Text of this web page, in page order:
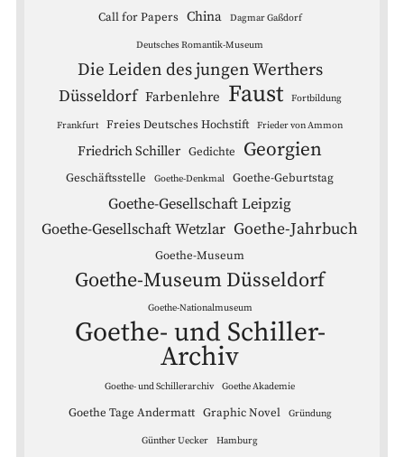
Call for Papers China Dagmar Gaßdorf
Deutsches Romantik-Museum
Die Leiden des jungen Werthers
Düsseldorf Farbenlehre Faust Fortbildung
Frankfurt Freies Deutsches Hochstift Frieder von Ammon
Friedrich Schiller Gedichte Georgien
Geschäftsstelle Goethe-Denkmal Goethe-Geburtstag
Goethe-Gesellschaft Leipzig
Goethe-Gesellschaft Wetzlar Goethe-Jahrbuch
Goethe-Museum
Goethe-Museum Düsseldorf
Goethe-Nationalmuseum
Goethe- und Schiller-
Archiv
Goethe- und Schillerarchiv Goethe Akademie
Goethe Tage Andermatt Graphic Novel Gründung
Günther Uecker Hamburg